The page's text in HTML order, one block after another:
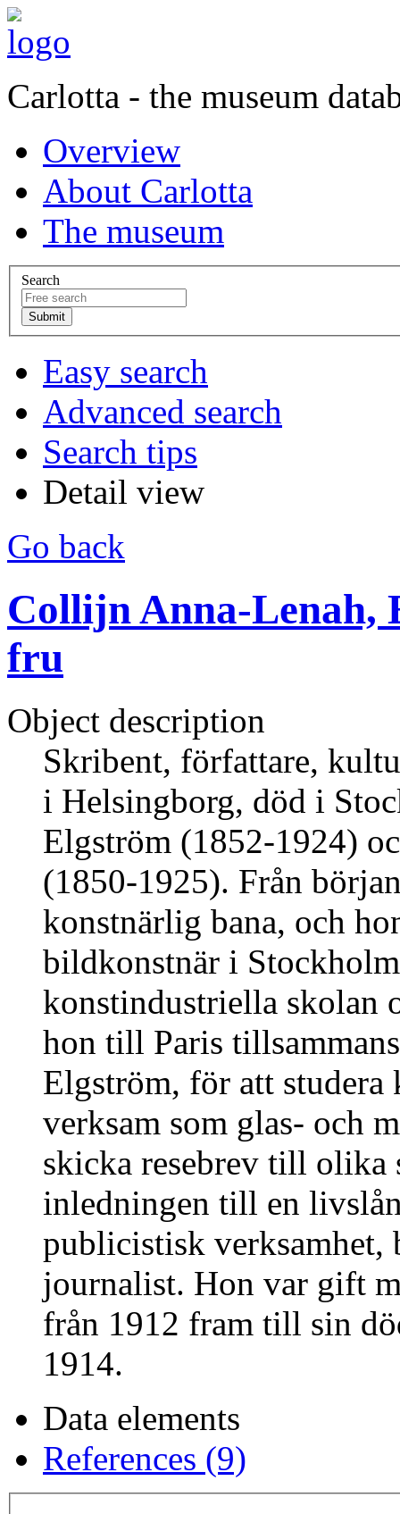
Carlotta - the museum
Overview
About Carlotta
The museum
Search
Easy search
Advanced search
Search tips
Detail view
Go back
Collijn Anna-Lenah,
fru
Object description
Skribent, författare,
i Helsingborg, död i
Elgström (1852-1924)
(1850-1925). Från
konstnärlig bana, och
bildkonstnär i
konstindustriella skolan
hon till Paris
Elgström, för att studera
verksam som glas- och
skicka resebrev till olika
inledningen till en
publicistisk verksamhet,
journalist. Hon var gift
från 1912 fram till sin
1914.
Data elements
References (9)